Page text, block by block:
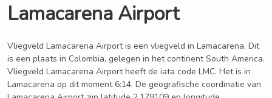
Lamacarena Airport
Vliegveld Lamacarena Airport is een vliegveld in Lamacarena. Dit
is een plaats in Colombia, gelegen in het continent South America.
Vliegveld Lamacarena Airport heeft de iata code LMC. Het is in
Lamacarena op dit moment 6:14. De geografische coordinatie van